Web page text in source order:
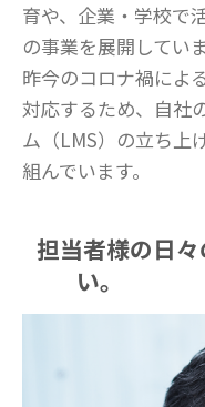
育や、企業・学校で
の事業を展開していま
昨今のコロナ禍によ
対応するため、自社
ム（LMS）の立ち上
組んでいます。
担当者様の日
い。